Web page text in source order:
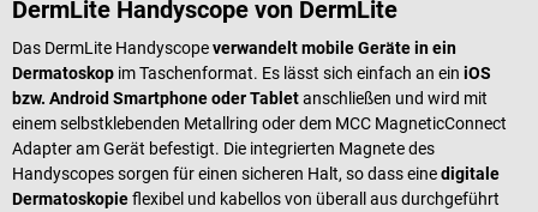
DermLite Handyscope von DermLite
Das DermLite Handyscopeverwandelt mobile Geräte in ein
Dermatoskop im Taschenformat. Es lässt sich einfach an ein iOS
bzw. Android Smartphone oder Tabletanschließen und wird mit
einem selbstklebenden Metallring oder dem MCC MagneticConnect
Adapter am Gerät befestigt. Die integrierten Magnete des
Handyscopes sorgen für einen sicheren Halt, so dass einedigitale
Dermatoskopieflexibel und kabellos von überall aus durchgeführt